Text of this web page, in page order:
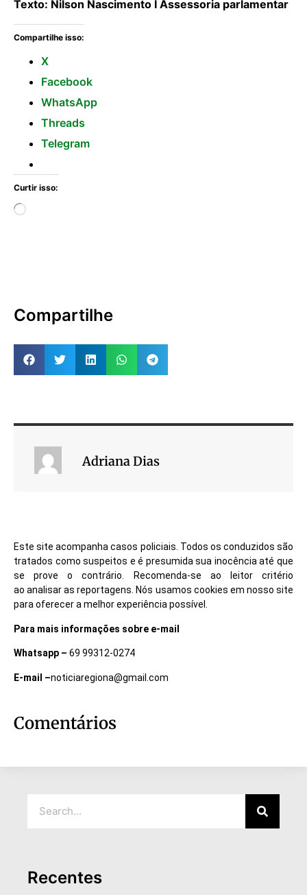
Texto: Nilson Nascimento I Assessoria parlamentar
Compartilhe isso:
X
Facebook
WhatsApp
Threads
Telegram
Curtir isso:
Compartilhe
Adriana Dias
Este site acompanha casos policiais. Todos os conduzidos são
tratados como suspeitos e é presumida sua inocência até que
se prove o contrário. Recomenda-se ao leitor critério
ao analisar as reportagens. Nós usamos cookies em nosso site
para oferecer a melhor experiência possível.
Para mais informações sobre e-mail
Whatsapp – 69 99312-0274
E-mail –noticiaregiona@gmail.com
Comentários
Recentes